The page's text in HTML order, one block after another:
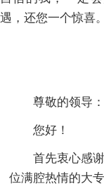
遇，还您一个惊喜
尊敬的领导：
您好！
首先衷心感
位满腔热情的大